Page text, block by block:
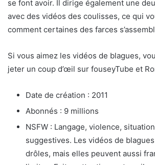
se font avoir. Il dirige également une
avec des vidéos des coulisses, ce qui
comment certaines des farces
Si vous aimez les vidéos de blagues,
jeter un coup d’œil sur fouseyTube et
Date de création : 2011
Abonnés : 9 millions
NSFW : Langage, violence,
suggestives. Les vidéos de
drôles, mais elles peuvent aussi